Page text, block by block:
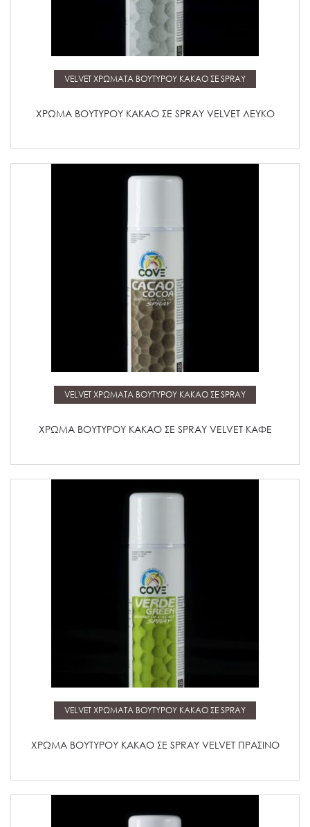
Μάθετε περισσότερα
VELVET ΧΡΩΜΑΤΑ ΒΟΥΤΥΡΟΥ ΚΑΚΑΟ ΣΕ SPRAY
ΧΡΩΜΑ ΒΟΥΤΥΡΟΥ ΚΑΚΑΟ ΣΕ SPRAY VELVET ΛΕΥΚΟ
Μάθετε περισσότερα
VELVET ΧΡΩΜΑΤΑ ΒΟΥΤΥΡΟΥ ΚΑΚΑΟ ΣΕ SPRAY
ΧΡΩΜΑ ΒΟΥΤΥΡΟΥ ΚΑΚΑΟ ΣΕ SPRAY VELVET ΚΑΦΕ
Μάθετε περισσότερα
VELVET ΧΡΩΜΑΤΑ ΒΟΥΤΥΡΟΥ ΚΑΚΑΟ ΣΕ SPRAY
ΧΡΩΜΑ ΒΟΥΤΥΡΟΥ ΚΑΚΑΟ ΣΕ SPRAY VELVET ΠΡΑΣΙΝΟ